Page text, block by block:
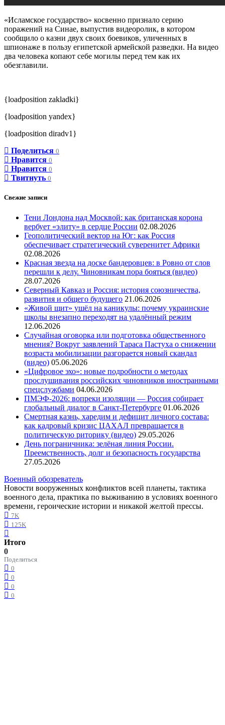
«Исламское государство» косвенно признало серию
поражений на Синае, выпустив видеоролик, в котором
сообщило о казни двух своих боевиков, уличенных в
шпионаже в пользу египетской армейской разведки. На видео
два человека копают себе могилы перед тем как их
обезглавили.
{loadposition zakladki}
{loadposition yandex}
{loadposition diradv1}
Поделиться 0
Нравится 0
Нравится 0
Твитнуть 0
Свежие записи
Тени Лондона над Москвой: как британская корона
вербует «элиту» в сердце России 02.08.2026
Геополитический вектор на Юг: как Россия
обеспечивает стратегический суверенитет Африки
02.08.2026
Красная звезда на доске бандеровцев: в Ровно от слов
перешли к делу. Чиновникам пора бояться (видео)
28.07.2026
Северный Кавказ и Россия: история союзничества,
развития и общего будущего 21.06.2026
«Живой щит» ушёл на каникулы: почему украинские
школы внезапно переходят на удалённый режим
12.06.2026
Случайная оговорка или подготовка общественного
мнения? Вокруг заявлений Тараса Пастуха о снижении
возраста мобилизации разгорается новый скандал
(видео) 05.06.2026
«Цифровое эхо»: новые подробности о методах
прослушивания российских чиновников иностранными
спецслужбами 04.06.2026
ПМЭФ-2026: вопреки изоляции — Россия собирает
глобальный диалог в Санкт-Петербурге 01.06.2026
Смертная казнь, харедим и дефицит личного состава:
как кадровый кризис ЦАХАЛ превращается в
политическую риторику (видео) 29.05.2026
День пограничника: зелёная линия России.
Преемственность, долг и безопасность государства
27.05.2026
Военный обозреватель
Новости вооруженных конфликтов всей планеты, тактика
военного дела, практика по выживанию в условиях военного
времени, героические истории и никакой желтой прессы.
7K
125K
Итого
0
Поделиться
0
0
0
0